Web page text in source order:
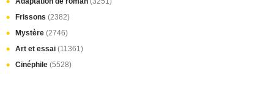
Frissons (2382)
Mystère (2746)
Art et essai (11361)
Cinéphile (5528)